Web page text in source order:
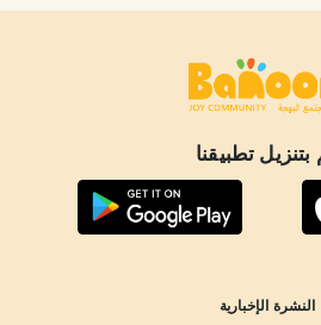
تطبيقنا
النشرة الإخبارية